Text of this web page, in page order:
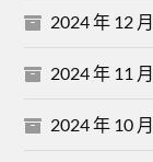
2024 年 12 月
2024 年 11 月
2024 年 10 月